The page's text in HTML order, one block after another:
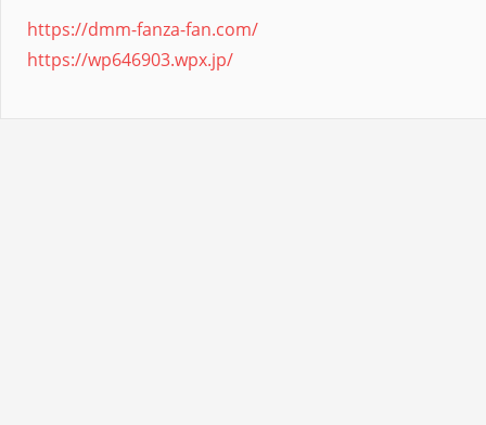
https://dmm-fanza-fan.com/
https://wp646903.wpx.jp/